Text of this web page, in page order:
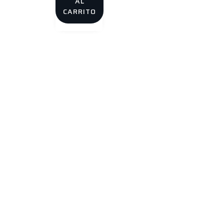
CARRITO